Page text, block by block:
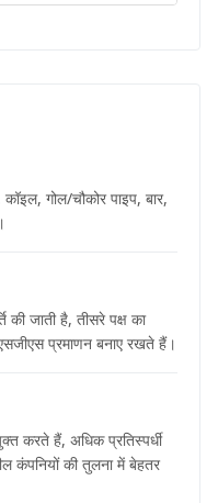
गोल/चौकोर पाइप, बार,
जाती है, तीसरे पक्ष का
प्रमाणन बनाए रखते हैं।
करते हैं, अधिक प्रतिस्पर्धी
कंपनियों की तुलना में बेहतर